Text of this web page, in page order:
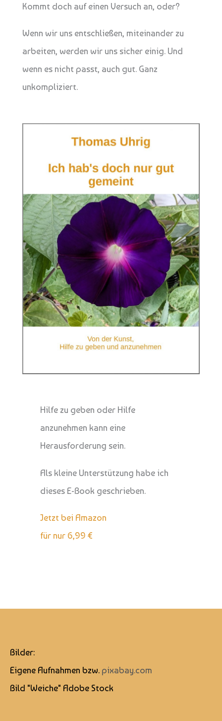
Kommt doch auf einen Versuch an, oder?
Wenn wir uns entschließen, miteinander zu
arbeiten, werden wir uns sicher einig. Und
wenn es nicht passt, auch gut. Ganz
unkompliziert.
Hilfe zu geben oder Hilfe
anzunehmen kann eine
Herausforderung sein.
Als kleine Unterstützung habe ich
dieses E-Book geschrieben.
Jetzt bei Amazon
für nur 6,99 €
Bilder:
Eigene Aufnahmen bzw. pixabay.com
Bild "Weiche" Adobe Stock